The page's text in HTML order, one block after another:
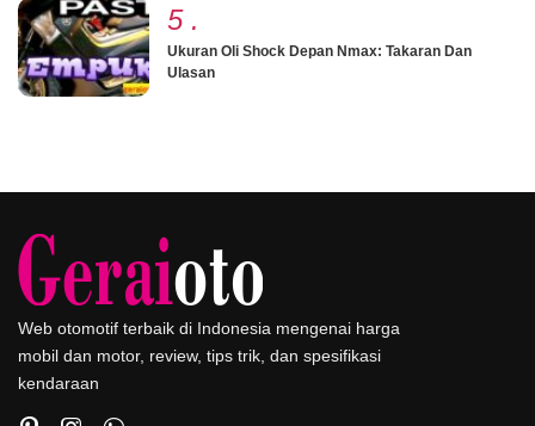
5 .
Ukuran Oli Shock Depan Nmax: Takaran Dan
Ulasan
Web otomotif terbaik di Indonesia mengenai harga
mobil dan motor, review, tips trik, dan spesifikasi
kendaraan